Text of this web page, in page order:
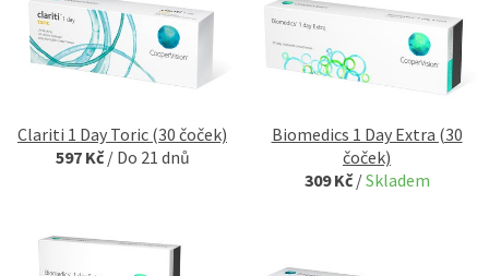
Clariti 1 Day Toric (30 čoček)
597 Kč/ Do 21 dnů
Biomedics 1 Day Extra (30
čoček)
309 Kč/Skladem